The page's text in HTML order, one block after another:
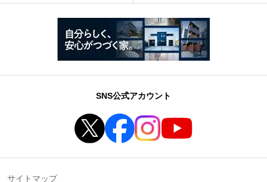
SNS公式アカウント
サイトマップ